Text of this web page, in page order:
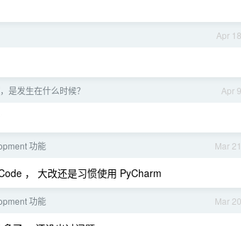
Apr 18
Apr 9
是发生在什么时候？
Mar 21
功能
， 大改还是习惯使用 PyCharm
Mar 20
功能